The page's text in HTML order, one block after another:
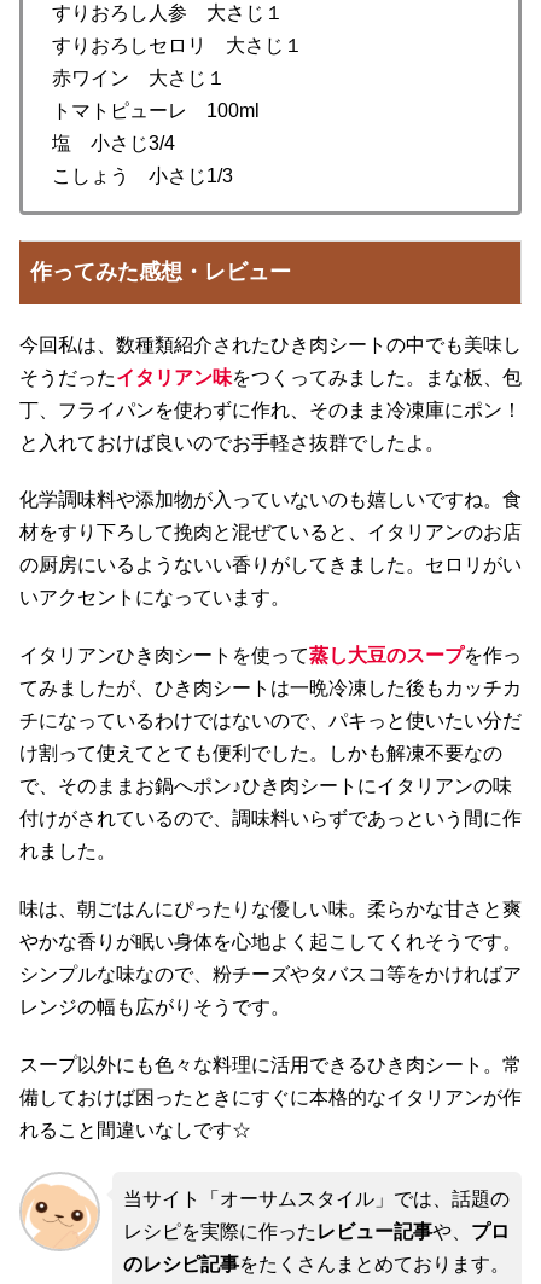
すりおろし人参 大さじ１
すりおろしセロリ 大さじ１
赤ワイン 大さじ１
トマトピューレ 100ml
塩 小さじ3/4
こしょう 小さじ1/3
作ってみた感想・レビュー
今回私は、数種類紹介されたひき肉シートの中でも美味し
そうだったイタリアン味をつくってみました。まな板、包
丁、フライパンを使わずに作れ、そのまま冷凍庫にポン！
と入れておけば良いのでお手軽さ抜群でしたよ。
化学調味料や添加物が入っていないのも嬉しいですね。食
材をすり下ろして挽肉と混ぜていると、イタリアンのお店
の厨房にいるようないい香りがしてきました。セロリがい
いアクセントになっています。
イタリアンひき肉シートを使って蒸し大豆のスープを作っ
てみましたが、ひき肉シートは一晩冷凍した後もカッチカ
チになっているわけではないので、パキっと使いたい分だ
け割って使えてとても便利でした。しかも解凍不要なの
で、そのままお鍋へポン♪ひき肉シートにイタリアンの味
付けがされているので、調味料いらずであっという間に作
れました。
味は、朝ごはんにぴったりな優しい味。柔らかな甘さと爽
やかな香りが眠い身体を心地よく起こしてくれそうです。
シンプルな味なので、粉チーズやタバスコ等をかければア
レンジの幅も広がりそうです。
スープ以外にも色々な料理に活用できるひき肉シート。常
備しておけば困ったときにすぐに本格的なイタリアンが作
れること間違いなしです☆
当サイト「オーサムスタイル」では、話題の
レシピを実際に作った レビュー記事や、 プロ
のレシピ記事をたくさんまとめております。